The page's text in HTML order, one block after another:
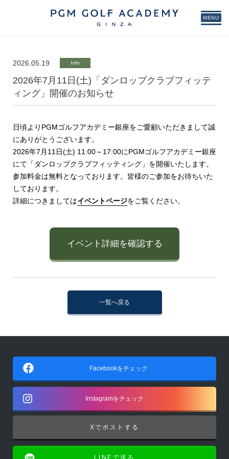
MENU
2026.05.19 Info
2026年7月11日(土)「ダンロップクラブフィッテ
ィング」開催のお知らせ
日頃よりPGMゴルフアカデミー銀座をご愛顧いただきまして誠
にありがとうございます。
2026年7月11日(土) 11:00～17:00にPGMゴルフアカデミー銀座
にて「ダンロップクラブフィッティング」を開催いたします。
参加料金は無料となっております。皆様のご参加をお待ちいた
しております。
詳細につきましてはイベントページをご覧ください。
イベント詳細を確認する
一覧へ戻る
Facebookをチェック
Instagramをチェック
Xでポストする
LINEで送る